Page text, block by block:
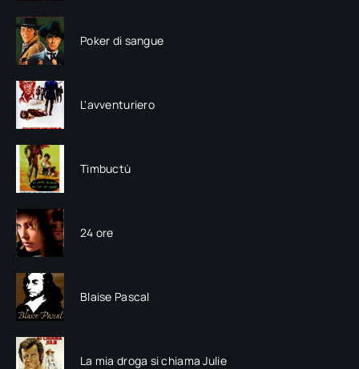
Poker di sangue
L'avventuriero
Timbuctù
24 ore
Blaise Pascal
La mia droga si chiama Julie